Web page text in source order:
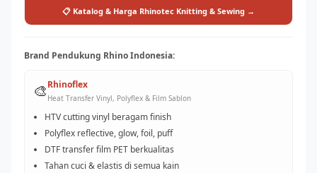
📋 Katalog & Harga Rhinotec Knitting & Sewing →
Brand Pendukung Rhino Indonesia:
🎨Rhinoflex
Heat Transfer Vinyl, Polyflex & Film Sablon
HTV cutting vinyl beragam finish
Polyflex reflective, glow, foil, puff
DTF transfer film PET berkualitas
Tahan cuci & elastis di semua kain